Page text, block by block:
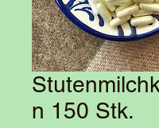
n 150 Stk.